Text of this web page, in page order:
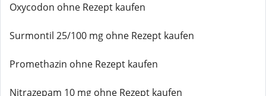
Oxycodon ohne Rezept kaufen
Surmontil 25/100 mg ohne Rezept kaufen
Promethazin ohne Rezept kaufen
Nitrazepam 10 mg ohne Rezept kaufen